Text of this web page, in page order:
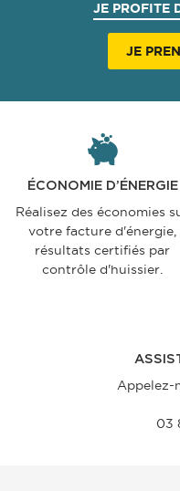
JE PROFITE
JE
ÉCONOMIE D’ÉNERGIE
Réalisez des économies
votre facture d'énergie,
résultats certifiés par
contrôle d'huissier.
Appelez-
03